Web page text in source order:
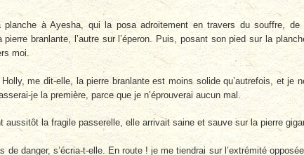
à Ayesha, qui la posa adroitement en travers du souffre, de
pierre branlante, l’autre sur l’éperon. Puis, posant son pied sur la
moi.
me dit-elle, la pierre branlante est moins solide qu’autrefois, et je
je la première, parce que je n’éprouverai aucun mal.
aussitôt la fragile passerelle, elle arrivait saine et sauve sur la pierre
de danger, s’écria-t-elle. En route ! je me tiendrai sur l’extrémité